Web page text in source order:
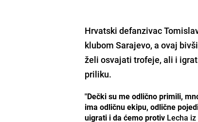
Hrvatski defanzivac
klubom Sarajevo, a ovaj
želi osvajati trofeje, ali i
priliku.
"Dečki su me odlično primili,
ima odličnu ekipu, odlične
uigrati i da ćemo protiv Lecha